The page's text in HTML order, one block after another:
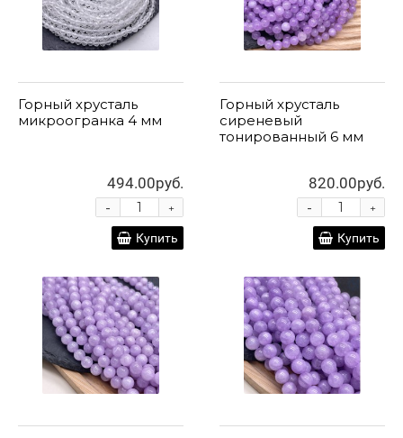
Горный хрусталь
микроогранка 4 мм
494.00руб.
+
-
Купить
Горный хрусталь
сиреневый
тонированный 6 мм
820.00руб.
+
-
Купить